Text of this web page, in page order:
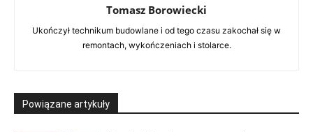
Tomasz Borowiecki
Ukończył technikum budowlane i od tego czasu zakochał się w
remontach, wykończeniach i stolarce.
Powiązane artykuły